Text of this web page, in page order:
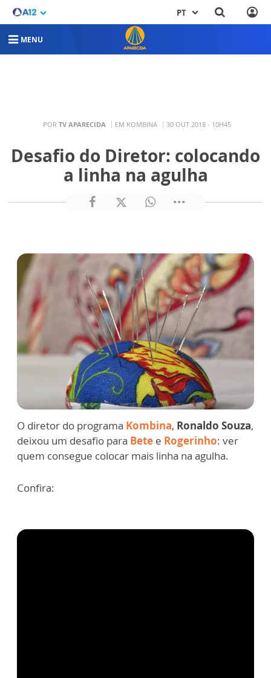
PT
MENU
POR TV APARECIDA EM KOMBINA 30 OUT 2018 - 10H45
Desafio do Diretor: colocando
a linha na agulha
O diretor do programa Kombina, Ronaldo Souza,
deixou um desafio para Bete e Rogerinho: ver
quem consegue colocar mais linha na agulha.
Confira: